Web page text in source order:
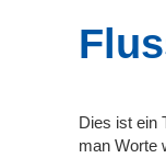
Dies ist ein
man Worte